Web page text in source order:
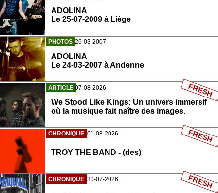
ADOLINA
Le 25-07-2009 à Liège
PHOTOS 26-03-2007
ADOLINA
Le 24-03-2007 à Andenne
ARTICLE 07-08-2026
We Stood Like Kings: Un univers immersif
où la musique fait naître des images.
FRESH
CHRONIQUE 01-08-2026
TROY THE BAND - (des)
FRESH
CHRONIQUE 30-07-2026 FRESH